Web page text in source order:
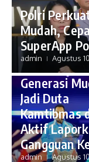
Polri
Mudah,
SuperApp
admin Agustus
Peristiwa
Kapolri
sports
Cup 2026,
Generasi
Jadi Duta
Kamtibmas
Aktif
Gangguan
admin Agustus